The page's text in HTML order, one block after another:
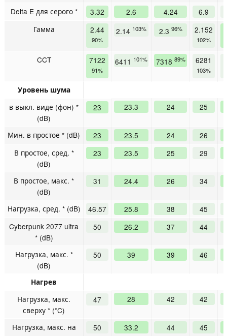
Delta E для серого * 3.32 2.6 4.24
6.9
Гамма
2.44
90%
2.14 103% 2.3 96% 2.152
102%
CCT 7122
91%
6411 101% 7318 89% 6281
103%
Уровень шума
в выкл. виде (фон) *
(dB)
23 23.3 24 25
Мин. в простое * (dB) 23 23.5 24
26
В простое, сред. *
(dB)
23 23.5 25 29
В простое, макс. *
(dB)
31 24.4 26 34
Нагрузка, сред. * (dB) 46.57 25.8 38
45
Cyberpunk 2077 ultra
* (dB)
50 26.2 37 44
Нагрузка, макс. *
(dB)
50 39 39 46
Нагрев
Нагрузка, макс.
сверху * (°C)
47 28 42 42
Нагрузка, макс. на
50 33.2 44 45